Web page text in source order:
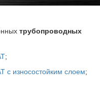
трубопроводных
;
с износостойким слоем;